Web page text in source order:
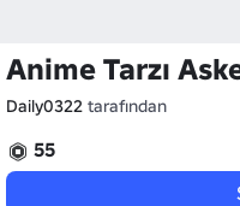
Anime Tarzı
Daily0322 tarafından
55